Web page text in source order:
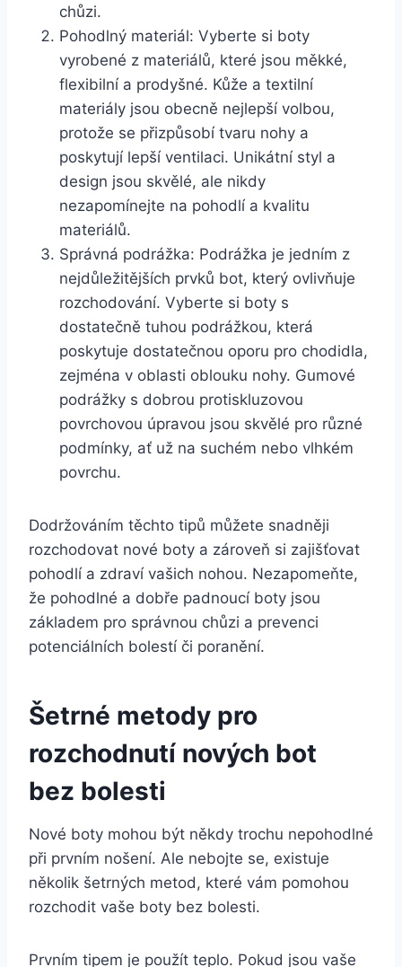
chůzi.
Pohodlný materiál: Vyberte si boty
vyrobené z materiálů, které jsou‍ měkké,
flexibilní ⁣a ​prodyšné. Kůže a textilní
⁤materiály jsou obecně nejlepší volbou,
protože se přizpůsobí tvaru nohy ‌a⁢
poskytují lepší ventilaci. Unikátní styl a
design⁢ jsou skvělé, ale nikdy‍
nezapomínejte na pohodlí⁣ a kvalitu
materiálů.
Správná podrážka: Podrážka je jedním ⁢z
nejdůležitějších prvků bot, který ovlivňuje
rozchodování. Vyberte si boty s
dostatečně tuhou podrážkou, která
poskytuje dostatečnou oporu ⁣pro chodidla,⁤
zejména v oblasti oblouku nohy. Gumové
⁣podrážky‌ s dobrou protiskluzovou
povrchovou úpravou jsou⁣ skvělé ​pro různé‍
podmínky, ať už na ⁣suchém nebo vlhkém
povrchu.
Dodržováním těchto tipů můžete⁣ snadněji
rozchodovat ⁤nové boty a ⁣zároveň si zajišťovat⁤
pohodlí⁢ a zdraví vašich nohou. Nezapomeňte,
že ⁣pohodlné a dobře padnoucí boty jsou
základem pro správnou⁢ chůzi a prevenci
potenciálních bolestí či poranění.
Šetrné ⁣metody pro
‍rozchodnutí nových bot
bez bolesti
Nové boty mohou být ‍někdy trochu nepohodlné
při prvním nošení. Ale ⁣nebojte se,⁤ existuje
několik šetrných metod, které ⁢vám pomohou
rozchodit vaše boty ‌bez bolesti.
Prvním‍ tipem je použít teplo. Pokud jsou⁤ vaše⁢